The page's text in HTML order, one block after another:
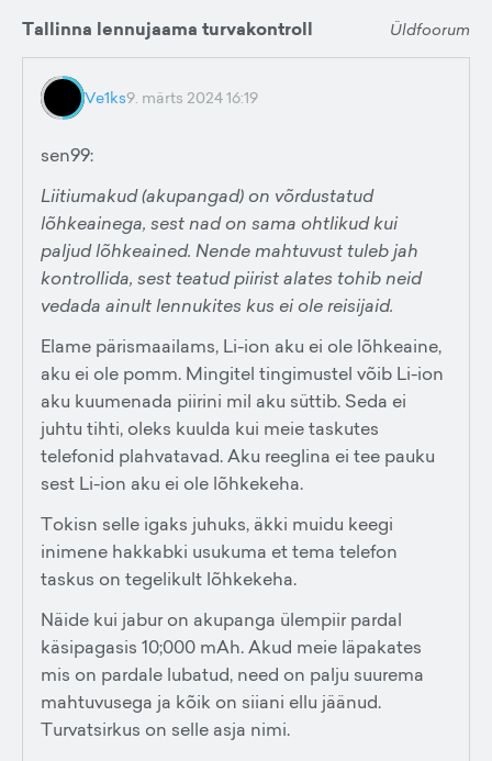
Tallinna lennujaama turvakontroll Üldfoorum
Ve1ks9. märts 2024 16:19
sen99:
Liitiumakud (akupangad) on võrdustatud
lõhkeainega, sest nad on sama ohtlikud kui
paljud lõhkeained. Nende mahtuvust tuleb jah
kontrollida, sest teatud piirist alates tohib neid
vedada ainult lennukites kus ei ole reisijaid.
Elame pärismaailams, Li-ion aku ei ole lõhkeaine,
aku ei ole pomm. Mingitel tingimustel võib Li-ion
aku kuumenada piirini mil aku süttib. Seda ei
juhtu tihti, oleks kuulda kui meie taskutes
telefonid plahvatavad. Aku reeglina ei tee pauku
sest Li-ion aku ei ole lõhkekeha.
Tokisn selle igaks juhuks, äkki muidu keegi
inimene hakkabki usukuma et tema telefon
taskus on tegelikult lõhkekeha.
Näide kui jabur on akupanga ülempiir pardal
käsipagasis 10;000 mAh. Akud meie läpakates
mis on pardale lubatud, need on palju suurema
mahtuvusega ja kõik on siiani ellu jäänud.
Turvatsirkus on selle asja nimi.